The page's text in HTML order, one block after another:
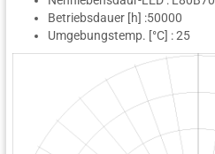
Betriebsdauer [h] :50000
Umgebungstemp. [°C] : 25